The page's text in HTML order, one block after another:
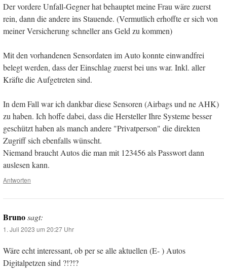
Der vordere Unfall-Gegner hat behauptet meine Frau wäre zuerst
rein, dann die andere ins Stauende. (Vermutlich erhoffte er sich von
meiner Versicherung schneller ans Geld zu kommen)
Mit den vorhandenen Sensordaten im Auto konnte einwandfrei
belegt werden, dass der Einschlag zuerst bei uns war. Inkl. aller
Kräfte die Aufgetreten sind.
In dem Fall war ich dankbar diese Sensoren (Airbags und ne AHK)
zu haben. Ich hoffe dabei, dass die Hersteller Ihre Systeme besser
geschützt haben als manch andere "Privatperson" die direkten
Zugriff sich ebenfalls wünscht.
Niemand braucht Autos die man mit 123456 als Passwort dann
auslesen kann.
Antworten
Brunosagt:
1. Juli 2023 um 20:27 Uhr
Wäre echt interessant, ob per se alle aktuellen (E- ) Autos
Digitalpetzen sind ?!?!?